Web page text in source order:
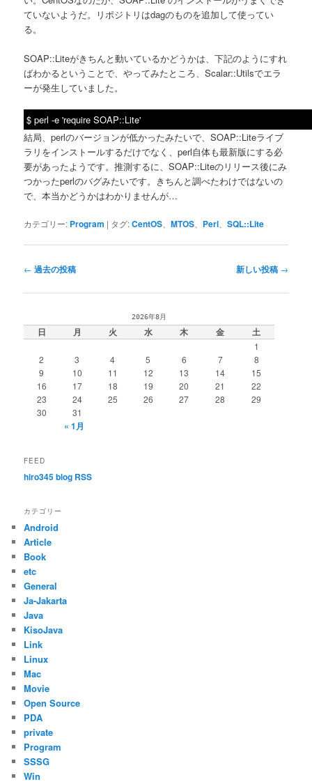
ていないようだ。リポジトリはdagのものを追加して使ってい
る。
SOAP::Liteがきちんと動いているかどうかは、下記のようにすれ
ばわかるということで、やってみたところ、Scalar::Utilsでエラ
ーが発生していました。
$ perl -e 'require SOAP::Lite'
結局、perlのバージョンが低かったみたいで、SOAP::Liteライブ
ラリをインストールするだけでなく、perl自体も最新版にする必
要があったようです。推測するに、SOAP::Liteのリリース後にみ
つかったperlのバグみたいです。きちんと調べたわけではないの
で、本当かどうかはわかりませんが…
カテゴリー: Program | タグ:CentOS 、MTOS Perl 、SQL::Lite
投
ナ
ゲ
ー
← 過去の投稿 新しい投稿 →
2026年8月
日 月 火 水 木 金 土
1
2
3 4 5 6 7
8
9
10 11 12 13 14
15
16
17 18 19 20 21
22
23
24 25 26 27 28
29
30
31
« 1月
FEED
hiro345 blog RSS
カテゴリー
Android
Article
Book
etc
General
Ja-Jakarta
Java
KisoJava
Link
Linux
Mac
Movie
Open Source
PDA
private
Program
SSSG
Win